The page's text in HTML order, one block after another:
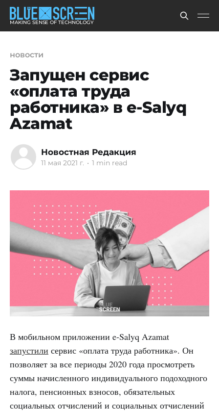
MAKING SENSE OF TECHNOLOGY
новости
Запущен сервис
«оплата труда
работника» в e-Salyq
Azamat
Новостная Редакция
11 мая 2021 г. • 1 min read
В мобильном приложении e-Salyq Azamat
запустили сервис «оплата труда работника». Он
позволяет за все периоды 2020 года просмотреть
суммы начисленного индивидуального подоходного
налога, пенсионных взносов, обязательных
социальных отчислений и социальных отчислений